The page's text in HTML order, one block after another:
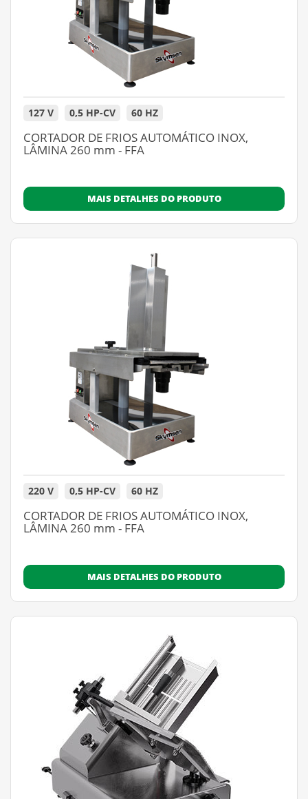
127 V 0,5 HP-CV 60 HZ
CORTADOR DE FRIOS AUTOMÁTICO INOX,
LÂMINA 260 mm - FFA
MAIS DETALHES DO PRODUTO
220 V 0,5 HP-CV 60 HZ
CORTADOR DE FRIOS AUTOMÁTICO INOX,
LÂMINA 260 mm - FFA
MAIS DETALHES DO PRODUTO